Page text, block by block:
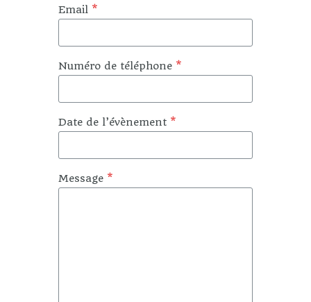
Email *
Numéro de téléphone *
Date de l’évènement *
Message *